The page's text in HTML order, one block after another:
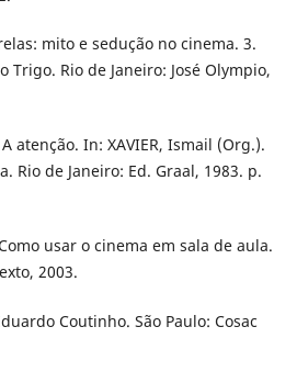
mito e sedução no cinema. 3.
Trigo. Rio de Janeiro: José Olympio,
atenção. In: XAVIER, Ismail (Org.).
Rio de Janeiro: Ed. Graal, 1983. p.
usar o cinema em sala de aula.
2003.
Coutinho. São Paulo: Cosac